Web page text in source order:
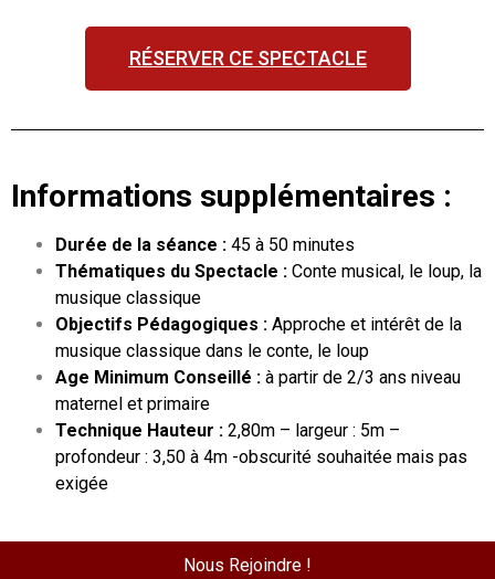
RÉSERVER CE SPECTACLE
Informations supplémentaires :
Durée de la séance : 45 à 50 minutes
Thématiques du Spectacle : Conte musical, le loup, la
musique classique
Objectifs Pédagogiques : Approche et intérêt de la
musique classique dans le conte, le loup
Age Minimum Conseillé : à partir de 2/3 ans niveau
maternel et primaire
Technique Hauteur : 2,80m – largeur : 5m –
profondeur : 3,50 à 4m -obscurité souhaitée mais pas
exigée
Nous Rejoindre !